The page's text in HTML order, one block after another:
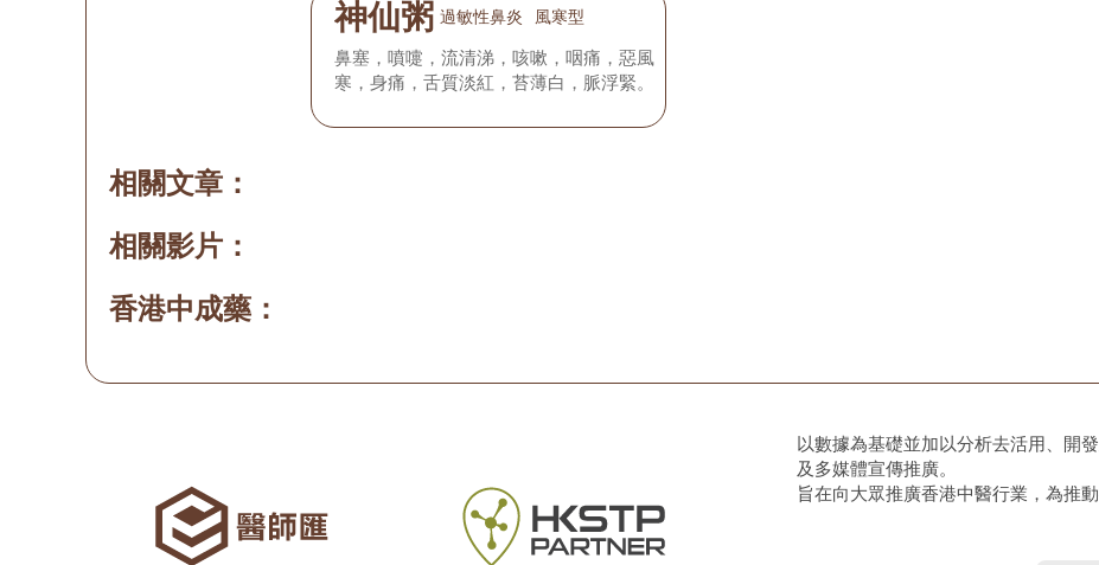
神仙粥 過敏性鼻炎 風寒型
鼻塞，噴嚏，流清涕，咳嗽，咽痛，惡風
寒，身痛，舌質淡紅，苔薄白，脈浮緊。
相關文章：
相關影片：
香港中成藥：
以數據為基礎並加以分析去活用、開
及多媒體宣傳推廣。
旨在向大眾推廣香港中醫行業，為推